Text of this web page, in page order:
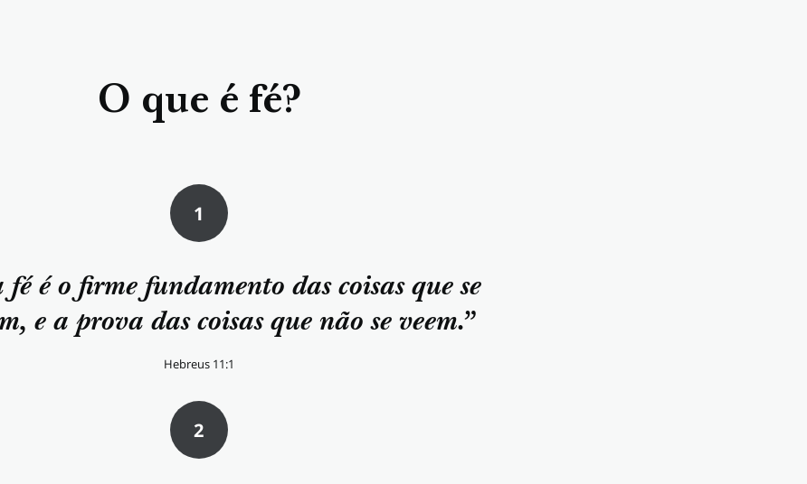
O que é fé?
1
fé é o firme fundamento das coisas que se
e a prova das coisas que não se veem.”
Hebreus 11:1
2